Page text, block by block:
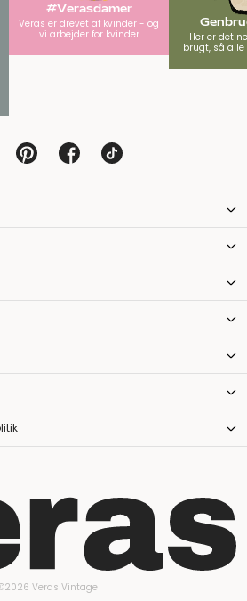
#Verasdamer
Veras er drevet af kvinder - og
vi arbejder for kvinder
Her er det
brugt, så
Veras Vintage